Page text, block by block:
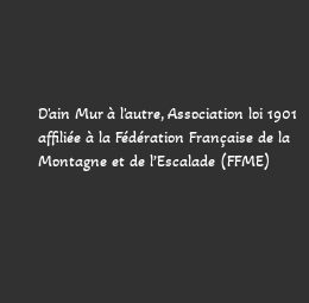
D'ain Mur à l'autre, Association loi 1901
affiliée à la Fédération Française de la
Montagne et de l’Escalade (FFME)